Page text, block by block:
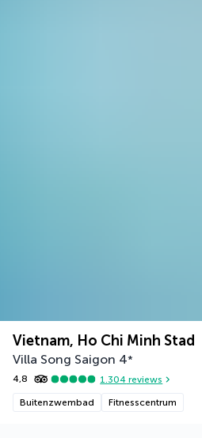
Vietnam, Ho Chi Minh Stad
Villa Song Saigon 4*
4,8 1.304 reviews
Buitenzwembad Fitnesscentrum